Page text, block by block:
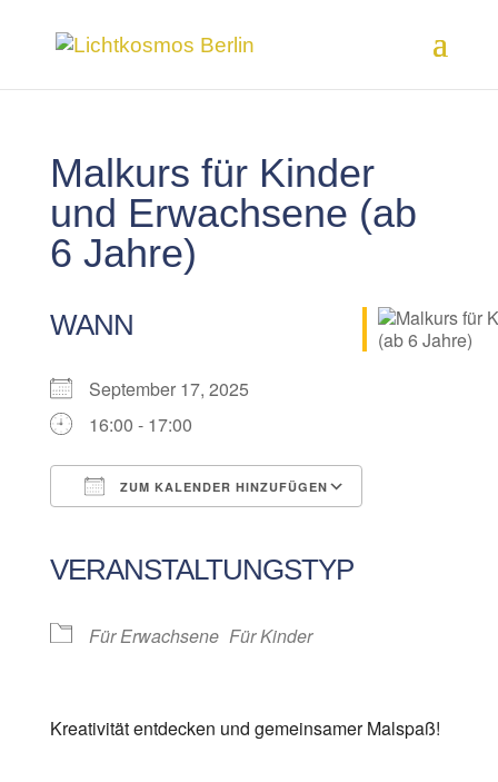
Malkurs für Kinder
und Erwachsene (ab
6 Jahre)
WANN
September 17, 2025
16:00 - 17:00
ZUM KALENDER HINZUFÜGEN
VERANSTALTUNGSTYP
Für Erwachsene Für Kinder
Kreativität entdecken und gemeinsamer Malspaß!